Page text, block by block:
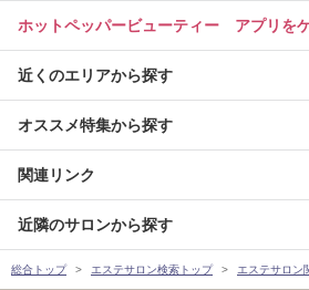
ホットペッパービューティー アプリを
近くのエリアから探す
オススメ特集から探す
関連リンク
近隣のサロンから探す
総合トップ エステサロン検索トップ エステサロン